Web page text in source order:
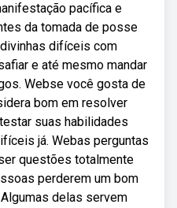
pacífica e
da tomada de posse
difíceis com
e até mesmo mandar
Webse você gosta de
bom em resolver
suas habilidades
já. Webas perguntas
questões totalmente
perderem um bom
delas servem